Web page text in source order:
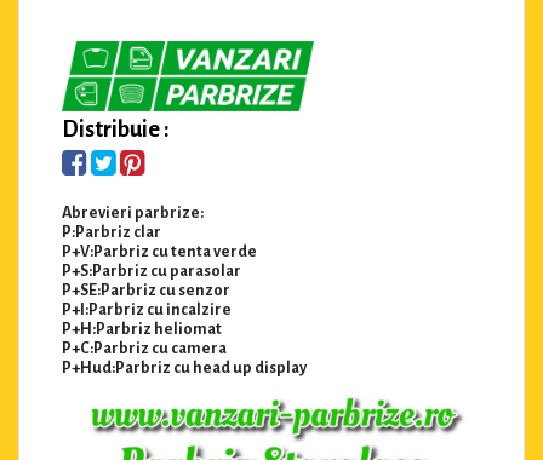
Distribuie :
Abrevieri parbrize:
P:Parbriz clar
P+V:Parbriz cu tenta verde
P+S:Parbriz cu parasolar
P+SE:Parbriz cu senzor
P+I:Parbriz cu incalzire
P+H:Parbriz heliomat
P+C:Parbriz cu camera
P+Hud:Parbriz cu head up display